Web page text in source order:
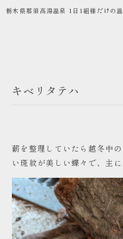
栃木県那須高湯温泉 1日1組様だけの
キベリタテハ
薪を整理していたら越冬中
い斑紋が美しい蝶々で、主